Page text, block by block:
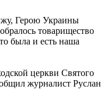
Герою Украины
товарищество
была и есть наша
церкви Святого
журналист Руслан